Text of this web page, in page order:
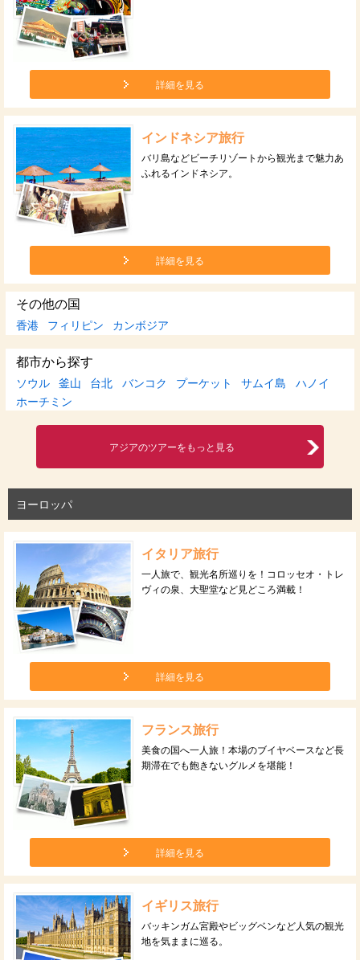
詳細を見る
インドネシア旅行
バリ島などビーチリゾートから観光まで魅力あ
ふれるインドネシア。
詳細を見る
その他の国
香港 フィリピン カンボジア
都市から探す
ソウル 釜山 台北 バンコク プーケット サムイ島
ハノイ
ホーチミン
アジアのツアーをもっと見る
ヨーロッパ
イタリア旅行
一人旅で、観光名所巡りを！コロッセオ・トレ
ヴィの泉、大聖堂など見どころ満載！
詳細を見る
フランス旅行
美食の国へ一人旅！本場のブイヤベースなど長
期滞在でも飽きないグルメを堪能！
詳細を見る
イギリス旅行
バッキンガム宮殿やビッグベンなど人気の観光
地を気ままに巡る。